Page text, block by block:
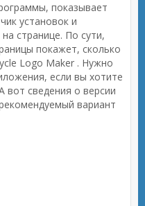
показывает
установок и
странице. По сути,
покажет, сколько
Logo Maker . Нужно
если вы хотите
вот сведения о версии
вариант